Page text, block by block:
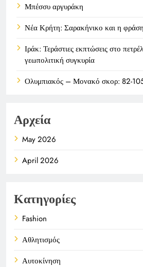
Μπέσσυ αργυράκη
Νέα Κρήτη: Σαρακήνικο και η
Ιράκ: Τεράστιες εκπτώσεις στο
γεωπολιτική συγκυρία
Ολυμπιακός – Μονακό σκορ: 82-
Αρχεία
May 2026
April 2026
Κατηγορίες
Fashion
Αθλητισμός
Αυτοκίνηση